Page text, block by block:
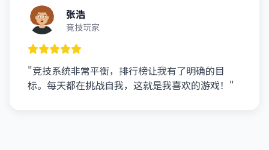
张浩
竞技玩家
"竞技系统非常平衡，排行榜让我有了明确的目
标。每天都在挑战自我，这就是我喜欢的游戏！"